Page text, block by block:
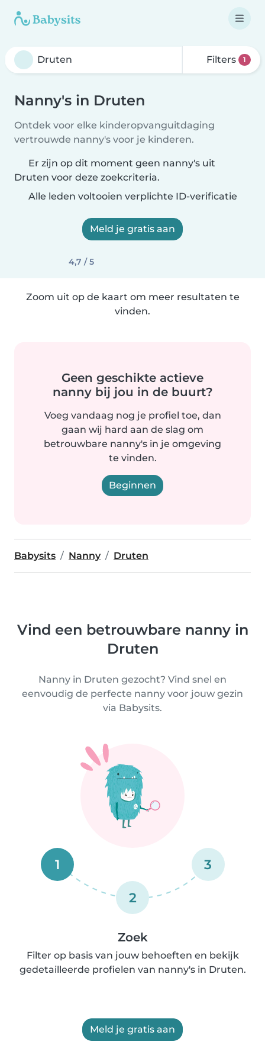
Filters 1
Nanny's in Druten
Ontdek voor elke kinderopvanguitdaging
vertrouwde nanny's voor je kinderen.
Er zijn op dit moment geen nanny's uit
Druten voor deze zoekcriteria.
Alle leden voltooien verplichte ID-verificatie
Meld je gratis aan
4,7 / 5
Zoom uit op de kaart om meer resultaten te
vinden.
Geen geschikte actieve
nanny bij jou in de buurt?
Voeg vandaag nog je profiel toe, dan
gaan wij hard aan de slag om
betrouwbare nanny's in je omgeving
te vinden.
Beginnen
Babysits Nanny Druten
Vind een betrouwbare nanny in
Druten
Nanny in Druten gezocht? Vind snel en
eenvoudig de perfecte nanny voor jouw gezin
via Babysits.
1
2
3
Zoek
Filter op basis van jouw behoeften en bekijk
gedetailleerde profielen van nanny's in Druten.
Meld je gratis aan